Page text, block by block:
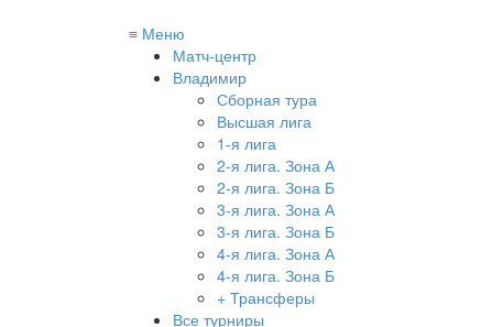
≡ Меню
Матч-центр
Владимир
Сборная тура
Высшая лига
1-я лига
2-я лига. Зона А
2-я лига. Зона Б
3-я лига. Зона А
3-я лига. Зона Б
4-я лига. Зона А
4-я лига. Зона Б
+ Трансферы
Все турниры